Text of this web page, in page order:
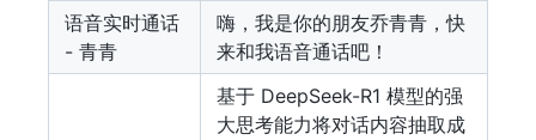
语音实时通话
- 青青
嗨，我是你的朋友乔青青，快
来和我语音通话吧！
基于 DeepSeek-R1 模型的强
大思考能力将对话内容抽取成